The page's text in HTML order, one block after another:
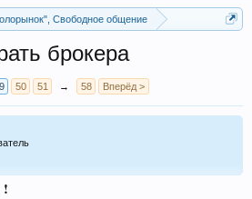
Свободное общение
брокера
50 51 → 58 Вперёд >
!